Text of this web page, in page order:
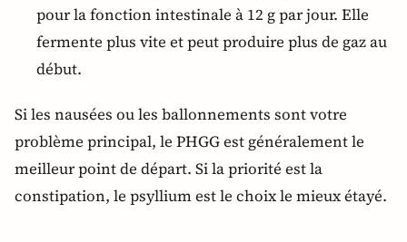
pour la fonction intestinale à 12 g par jour. Elle
fermente plus vite et peut produire plus de gaz au
début.
Si les nausées ou les ballonnements sont votre
problème principal, le PHGG est généralement le
meilleur point de départ. Si la priorité est la
constipation, le psyllium est le choix le mieux étayé.